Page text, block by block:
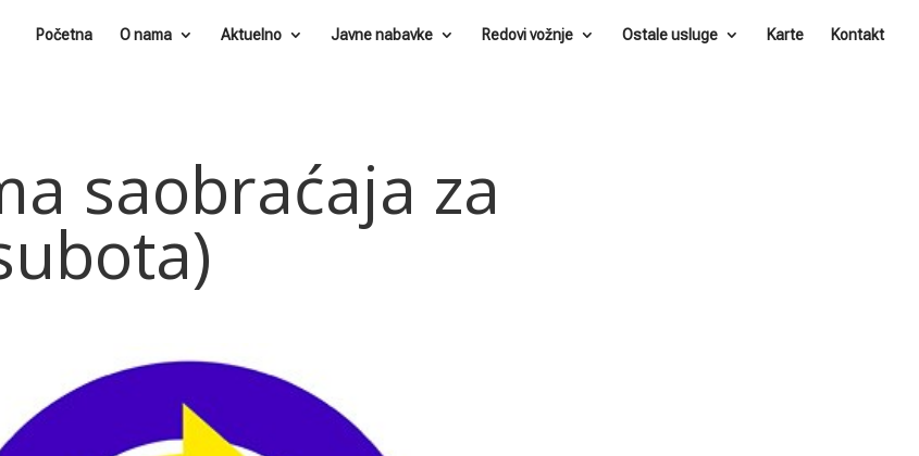
Početna O nama Aktuelno Javne nabavke Redovi vožnje Ostale usluge Karte Kontakt
saobraćaja za